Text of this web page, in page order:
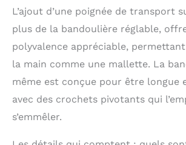
L’ajout d’une poignée de transport
plus de la bandoulière réglable,
polyvalence appréciable,
la main comme une mallette. La
même est conçue pour être longue
avec des crochets pivotants qui
s’emmêler.